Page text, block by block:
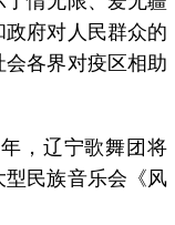
府对人民群众的
各界对疫区相助
，辽宁歌舞团将
民族音乐会《风